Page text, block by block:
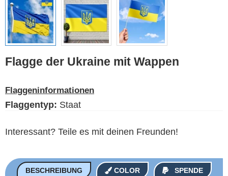
(Bundesstaaten)
Sprache Deutsch
Der Blog
Bitte unterstützen Sie diese
Flagge der Ukraine mit Wappen
Flaggeninformationen
Flaggentyp: Staat
Interessant? Teile es mit deinen Freunden!
BESCHREIBUNG COLOR SPENDE